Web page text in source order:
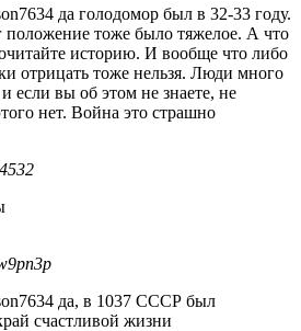
да голодомор был в 32-33 году.
положение тоже было тяжелое. А что
историю. И вообще что либо
отрицать тоже нельзя. Люди много
если вы об этом не знаете, не
нет. Война это страшно
да, в 1037 СССР был
счастливой жизни